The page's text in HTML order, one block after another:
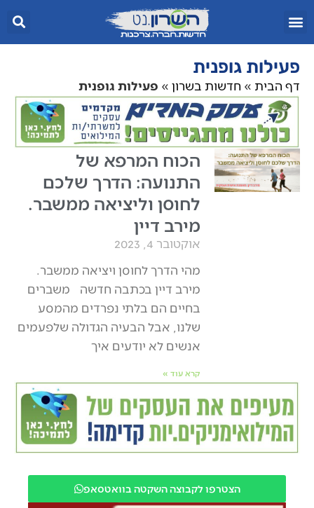
פעילות גופנית
דף הבית » חדשות בשרון » פעילות גופנית
הכוח המרפא של
התנועה: הדרך שלכם
לחוסן וליציאה ממשבר.
מירב דיין
אוקטובר 4, 2023
מהי הדרך לחוסן ויציאה ממשבר.
מירב דיין בכתבה חדשה משברים
בחיים הם בלתי נפרדים מהמסע
שלנו, אבל הבעיה הגדולה שלפעמים
אנשים לא יודעים איך
קרא עוד »
הצטרפו לקבוצה השקטה בוואטסאפ